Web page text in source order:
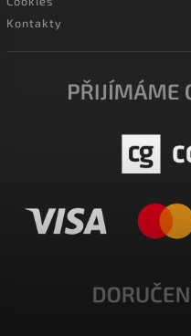
Kontakty